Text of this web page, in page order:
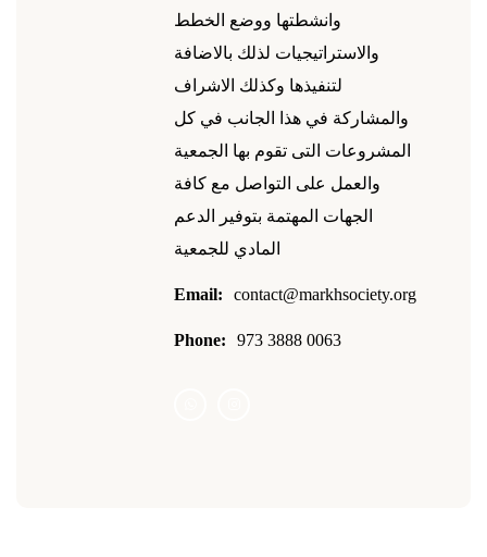
وانشطتها ووضع الخطط
والاستراتيجيات لذلك بالاضافة
لتنفيذها وكذلك الاشراف
والمشاركة في هذا الجانب في كل
المشروعات التى تقوم بها الجمعية
والعمل على التواصل مع كافة
الجهات المهتمة بتوفير الدعم
المادي للجمعية
Email: contact@markhsociety.org
Phone: 973 3888 0063